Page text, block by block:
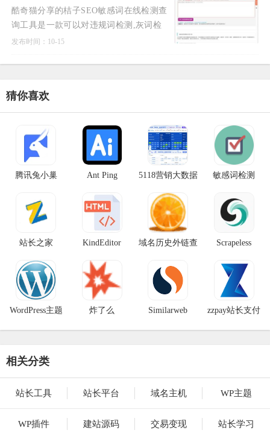
酷奇猫分享的桔子SEO敏感词在线检测查
询工具是一款可以对违规词检测,灰词检
测,网络敏感词汇在线检测过滤 的工具。
发布时间：10-15
猜你喜欢
腾讯兔小巢 Ant Ping 5118营销大数据 敏感词检测
站长之家 KindEditor
域名历史外链查
Scrapeless
WordPress主题
炸了么 Similarweb zzpay站长支付
相关分类
站长工具 站长平台 域名主机 WP主题
WP插件 建站源码 交易变现 站长学习